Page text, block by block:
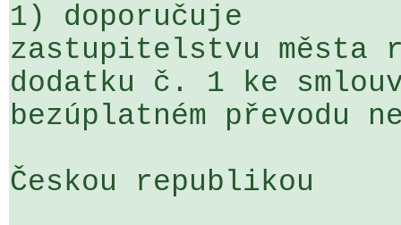
1) doporučuje
zastupitelstvu města
dodatku č. 1 ke
bezúplatném převodu
Českou republikou